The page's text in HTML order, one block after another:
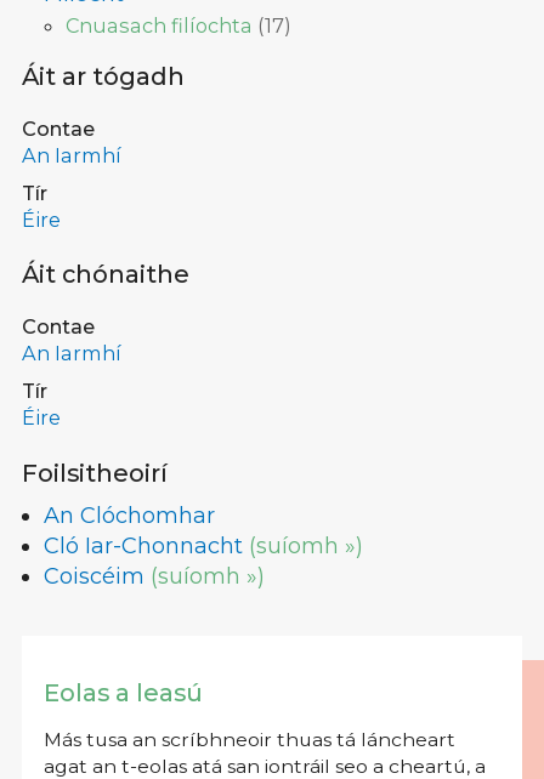
Cnuasach filíochta (17)
Áit ar tógadh
Contae
An Iarmhí
Tír
Éire
Áit chónaithe
Contae
An Iarmhí
Tír
Éire
Foilsitheoirí
An Clóchomhar
Cló Iar-Chonnacht (suíomh »)
Coiscéim (suíomh »)
Eolas a leasú
Más tusa an scríbhneoir thuas tá láncheart
agat an t-eolas atá san iontráil seo a cheartú, a